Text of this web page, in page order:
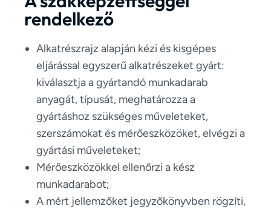
rendelkező
Alkatrészrajz alapján kézi és kisgépes
eljárással egyszerű alkatrészeket gyárt:
kiválasztja a gyártandó munkadarab
anyagát, típusát, meghatározza a
gyártáshoz szükséges műveleteket,
szerszámokat és mérőeszközöket, elvégzi a
gyártási műveleteket;
Mérőeszközökkel ellenőrzi a kész
munkadarabot;
A mért jellemzőket jegyzőkönyvben rögzíti,